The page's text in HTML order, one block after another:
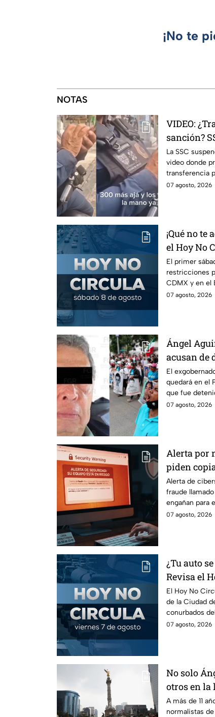
¡No te
NOTAS
VIDEO:
sanción?
La SSC
video donde
transferencia
Internos ya
07 agosto, 2026
¡Qué no
el Hoy No
mes
El primer
restricciones
CDMX y en el
llaves y arrancar.
07 agosto, 2026
Ángel
acusan de
caso
El
quedará en el
que fue
caso
07 agosto, 2026
Alerta por
piden
Cuidado,
peligroso
Alerta de
fraude
engañan para
información
07 agosto, 2026
¿Tu auto
Revisa el
agosto
El Hoy No
de la Ciudad
conurbados
07 agosto, 2026
No solo
otros en la
A más de 11
normalistas